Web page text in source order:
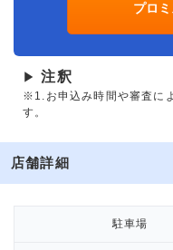
プロ
▶ 注釈
※1.お申込み時間や審査に
す。
店舗詳細
駐車場